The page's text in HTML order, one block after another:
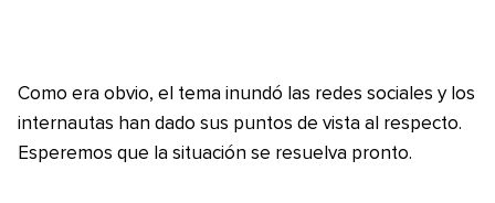
Como era obvio, el tema inundó las redes sociales y los
internautas han dado sus puntos de vista al respecto.
Esperemos que la situación se resuelva pronto.